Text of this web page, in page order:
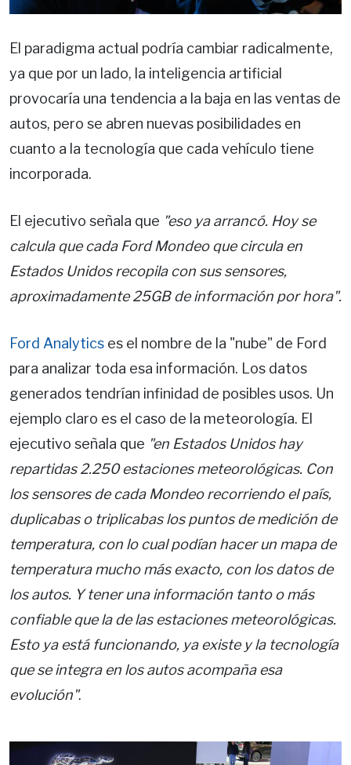
El paradigma actual podría cambiar radicalmente,
ya que por un lado, la inteligencia artificial
provocaría una tendencia a la baja en las ventas de
autos, pero se abren nuevas posibilidades en
cuanto a la tecnología que cada vehículo tiene
incorporada.
El ejecutivo señala que "eso ya arrancó. Hoy se
calcula que cada Ford Mondeo que circula en
Estados Unidos recopila con sus sensores,
aproximadamente 25GB de información por hora".
Ford Analytics es el nombre de la "nube" de Ford
para analizar toda esa información. Los datos
generados tendrían infinidad de posibles usos. Un
ejemplo claro es el caso de la meteorología. El
ejecutivo señala que "en Estados Unidos hay
repartidas 2.250 estaciones meteorológicas. Con
los sensores de cada Mondeo recorriendo el país,
duplicabas o triplicabas los puntos de medición de
temperatura, con lo cual podían hacer un mapa de
temperatura mucho más exacto, con los datos de
los autos. Y tener una información tanto o más
confiable que la de las estaciones meteorológicas.
Esto ya está funcionando, ya existe y la tecnología
que se integra en los autos acompaña esa
evolución".